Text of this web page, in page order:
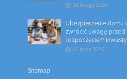
26 lutego 2026
Ubezpieczenie domu
zwrócić uwagę
rozpoczęciem
20 lipca 2026
Sitemap